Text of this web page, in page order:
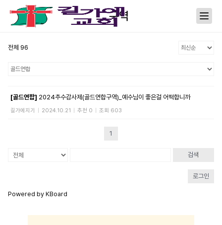
구역
전체 96
[골드연합] 2024추수감사제(골드연합구역)_예수님이 좋은걸 어떡합니까
길가에지기 2024.10.21 추천 0 조회 603
1
검색
로그인
Powered by KBoard